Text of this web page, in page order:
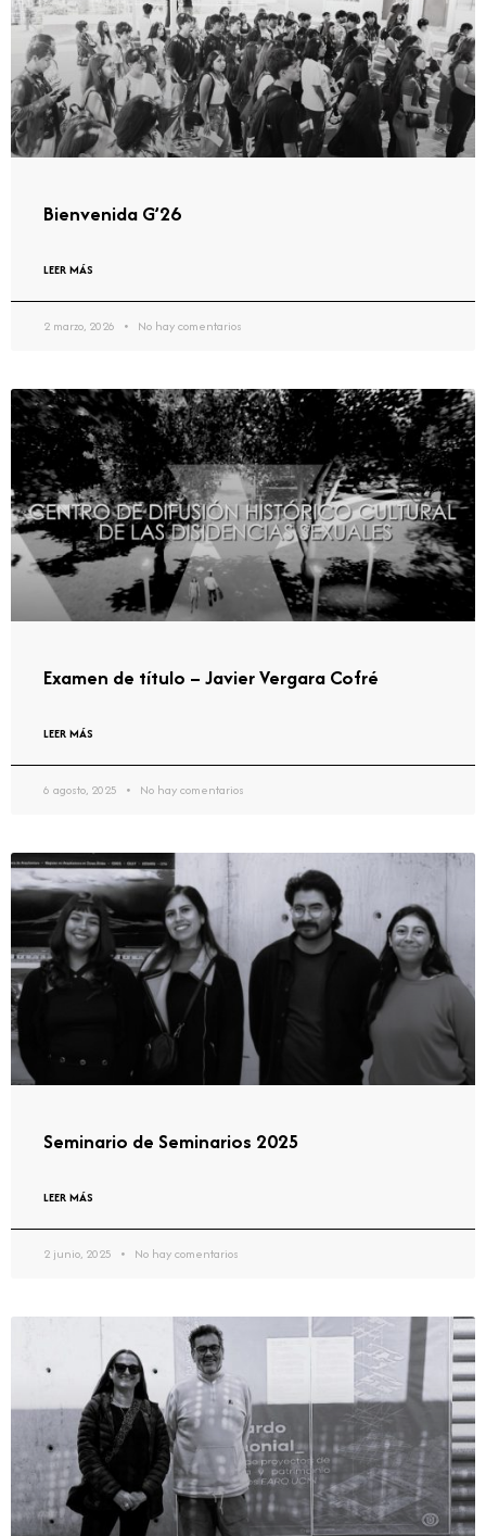
Bienvenida G’26
LEER MÁS
2 marzo, 2026 No hay comentarios
Examen de título – Javier Vergara Cofré
LEER MÁS
6 agosto, 2025 No hay comentarios
Seminario de Seminarios 2025
LEER MÁS
2 junio, 2025 No hay comentarios